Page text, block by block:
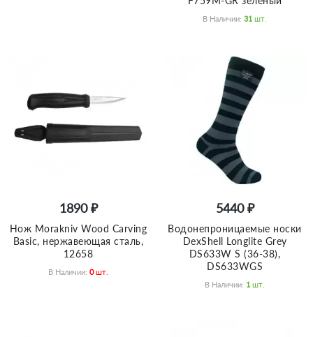
В Наличии: 31 Шт.
1890 ₽
Нож Morakniv Wood Carving
Basic, нержавеющая сталь,
12658
В Наличии: 0 Шт.
5440 ₽
Водонепроницаемые носки
DexShell Longlite Grey
DS633W S (36-38),
DS633WGS
В Наличии: 1 Шт.